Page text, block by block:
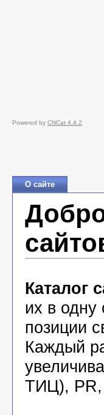
Powered by CNCat 4.4.2
О сайте
Каталог
их в
позиции
Каждый
ТИЦ), PR,